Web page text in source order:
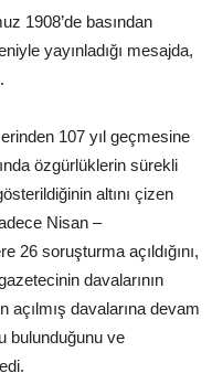
1908’de basından
yayınladığı mesajda,
107 yıl geçmesine
özgürlüklerin sürekli
altını çizen
Nisan –
26 soruşturma açıldığını,
davalarının
açılmış davalarına devam
bulunduğunu ve